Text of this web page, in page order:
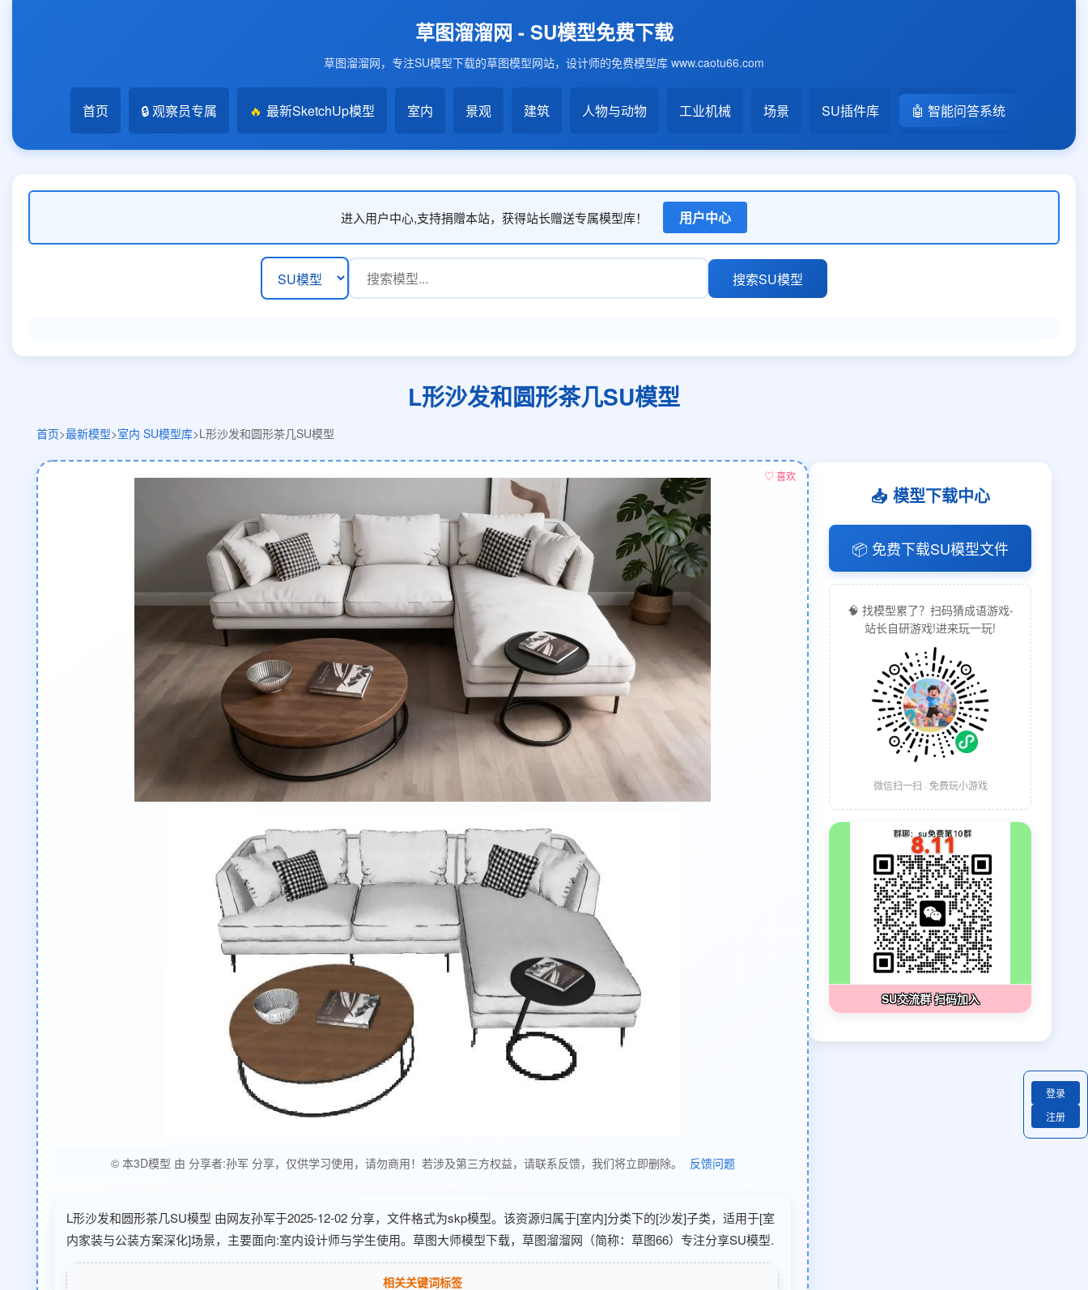
草图溜溜网 - SU模型免费下载
草图溜溜网，专注SU模型下载的草图模型网站，设计师的免费模型库 www.caotu66.com
首页 🔒 观察员专属 🔥 最新SketchUp模型 室内 景观 建筑 人物与动物 工业机械 场景 SU插件库 🤖 智能问答系统
进入用户中心,支持捐赠本站，获得站长赠送专属模型库！ 用户中心
搜索SU模型
L形沙发和圆形茶几SU模型
首页>最新模型>室内 SU模型库>L形沙发和圆形茶几SU模型
♡ 喜欢
© 本3D模型 由 分享者:孙军 分享，仅供学习使用，请勿商用！若涉及第三方权益，请联系反馈，我们将立即删除。 反馈问题
L形沙发和圆形茶几SU模型 由网友孙军于2025-12-02 分享，文件格式为skp模型。该资源归属于[室内]分类下的[沙发]子类，适用于[室
内家装与公装方案深化]场景，主要面向:室内设计师与学生使用。草图大师模型下载，草图溜溜网（简称：草图66）专注分享SU模型.
相关关键词标签
📥 模型下载中心
📦 免费下载SU模型文件
🧠 找模型累了？扫码猜成语游戏-
站长自研游戏!进来玩一玩!
微信扫一扫 · 免费玩小游戏
SU交流群 扫码加入
登录
注册